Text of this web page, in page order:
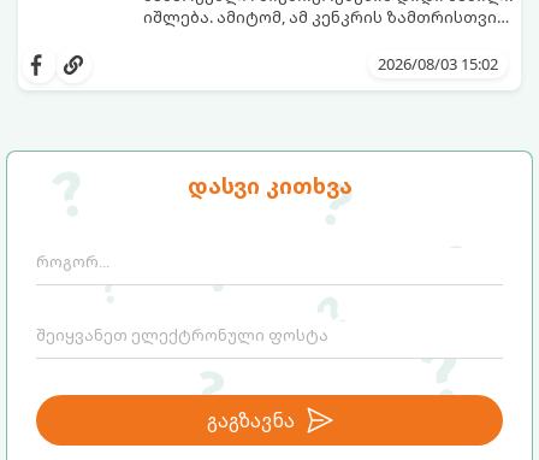
დასვი კითხვა
გაგზავნა
იშლება. ამიტომ, ამ კენკრის ზამთრისთვის
მომზადებაა - მოხარშვის გარეშე.
ბუნებრივ, კაშკაშა გემოს, არომატს და
2026/08/03 15:02